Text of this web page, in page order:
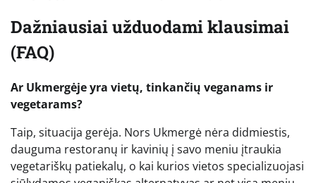
Dažniausiai užduodami klausimai
(FAQ)
Ar Ukmergėje yra vietų, tinkančių veganams ir
vegetarams?
Taip, situacija gerėja. Nors Ukmergė nėra didmiestis,
dauguma restoranų ir kavinių į savo meniu įtraukia
vegetariškų patiekalų, o kai kurios vietos specializuojasi